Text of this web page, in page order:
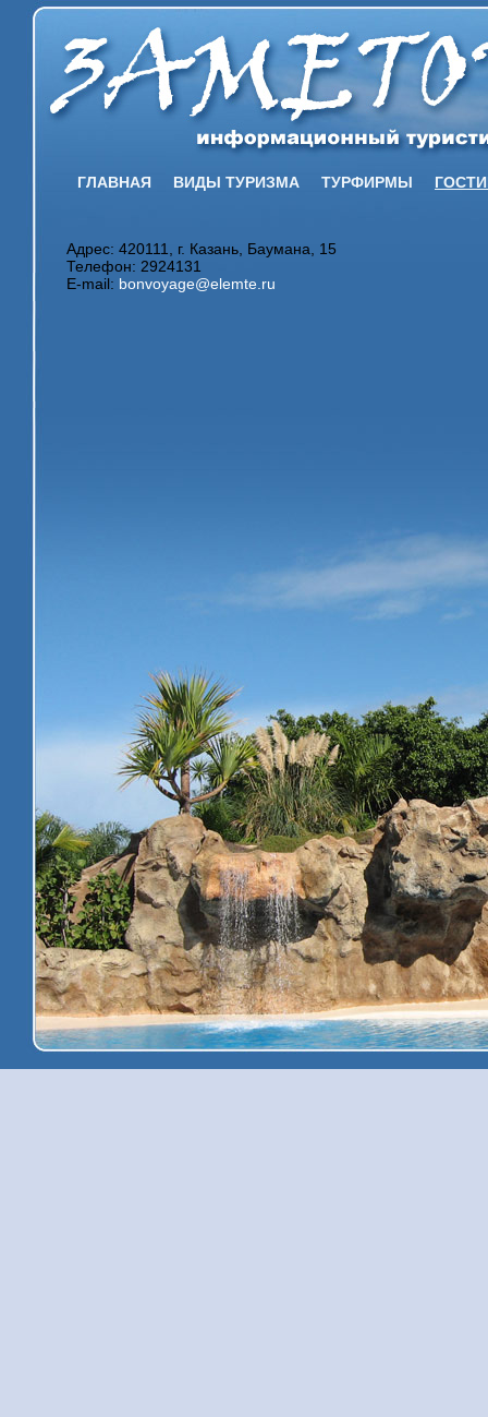
ГЛАВНАЯ ВИДЫ ТУРИЗМА ТУРФИРМЫ
Адрес: 420111, г. Казань, Баумана, 15
Телефон: 2924131
E-mail: bonvoyage@elemte.ru